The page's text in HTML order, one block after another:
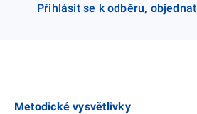
Přihlásit se k odběru, objednat
Metodické vysvětlivky